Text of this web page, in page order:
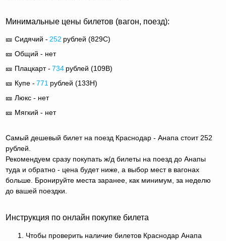
Минимальные цены билетов (вагон, поезд):
🎫 Сидячий - 252 рублей (829С)
🎫 Общий - нет
🎫 Плацкарт - 734 рублей (109В)
🎫 Купе - 771 рублей (133Н)
🎫 Люкс - нет
🎫 Мягкий - нет
Самый дешевый билет на поезд Краснодар - Анапа стоит 252
рублей.
Рекомендуем сразу покупать ж/д билеты на поезд до Анапы
туда и обратно - цена будет ниже, а выбор мест в вагонах
больше. Бронируйте места заранее, как минимум, за неделю
до вашей поездки.
Инструкция по онлайн покупке билета
Чтобы проверить наличие билетов Краснодар Анапа